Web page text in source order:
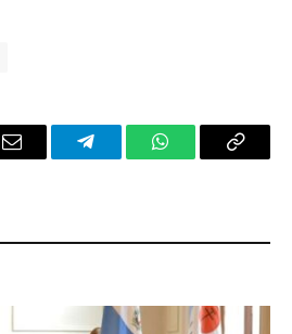
Email TelegramWhatsAppCopy